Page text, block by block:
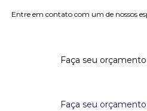
Entre em contato com um de nossos
Faça seu
Faça seu